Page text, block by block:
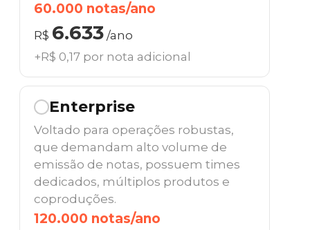
60.000 notas/ano
R$ 6.633 /ano
+R$ 0,17 por nota adicional
Enterprise
Voltado para operações robustas,
que demandam alto volume de
emissão de notas, possuem times
dedicados, múltiplos produtos e
coproduções.
120.000 notas/ano